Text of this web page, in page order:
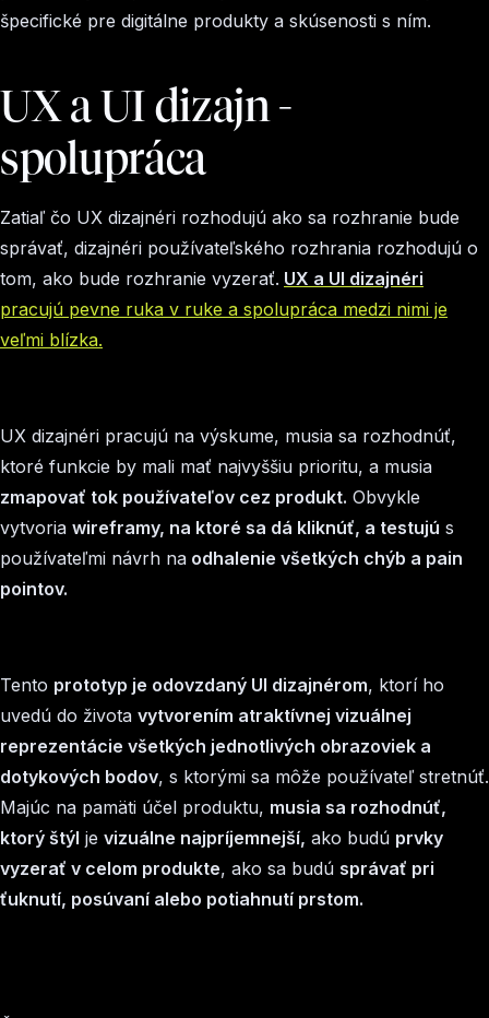
špecifické pre digitálne produkty a skúsenosti s ním.
UX a UI dizajn -
spolupráca
Zatiaľ čo UX dizajnéri rozhodujú ako sa rozhranie bude
správať, dizajnéri používateľského rozhrania rozhodujú o
tom, ako bude rozhranie vyzerať. UX a UI dizajnéri
pracujú pevne ruka v ruke a spolupráca medzi nimi je
veľmi blízka.
UX dizajnéri pracujú na výskume, musia sa rozhodnúť,
ktoré funkcie by mali mať najvyššiu prioritu, a musia
zmapovať tok používateľov cez produkt. Obvykle
vytvoria wireframy, na ktoré sa dá kliknúť, a testujú s
používateľmi návrh na odhalenie všetkých chýb a pain
pointov.
Tento prototyp je odovzdaný UI dizajnérom, ktorí ho
uvedú do života vytvorením atraktívnej vizuálnej
reprezentácie všetkých jednotlivých obrazoviek a
dotykových bodov, s ktorými sa môže používateľ stretnúť.
Majúc na pamäti účel produktu, musia sa rozhodnúť,
ktorý štýl je vizuálne najpríjemnejší, ako budú prvky
vyzerať v celom produkte, ako sa budú správať pri
ťuknutí, posúvaní alebo potiahnutí prstom.